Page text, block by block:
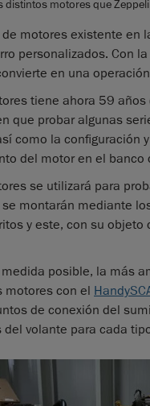
distintos motores que
motores existente
personalizados. Con
en una
tiene ahora 59
que probar algunas
como la
del motor en el banco
se utilizará para
montarán mediante
y este, con su
posible, la más
motores con el
de conexión del
volante para cada